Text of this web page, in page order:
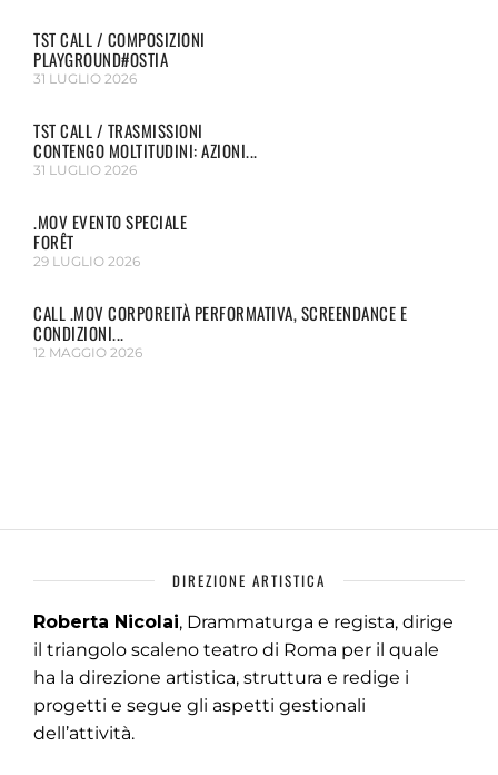
TST CALL / COMPOSIZIONI
PLAYGROUND#OSTIA
31 LUGLIO 2026
TST CALL / TRASMISSIONI
CONTENGO MOLTITUDINI: AZIONI...
31 LUGLIO 2026
.MOV EVENTO SPECIALE
FORÊT
29 LUGLIO 2026
CALL .MOV CORPOREITÀ PERFORMATIVA, SCREENDANCE E
CONDIZIONI...
12 MAGGIO 2026
DIREZIONE ARTISTICA
Roberta Nicolai, Drammaturga e regista, dirige
il triangolo scaleno teatro di Roma per il quale
ha la direzione artistica, struttura e redige i
progetti e segue gli aspetti gestionali
dell’attività.